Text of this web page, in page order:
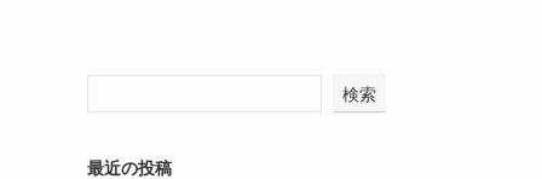
検索
最近の投稿